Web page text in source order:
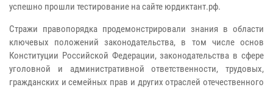
успешно прошли тестирование на сайте юрдиктант.рф.
Стражи правопорядка продемонстрировали знания в области
ключевых положений законодательства, в том числе основ
Конституции Российской Федерации, законодательства в сфере
уголовной и административной ответственности, трудовых,
гражданских и семейных прав и других отраслей отечественного